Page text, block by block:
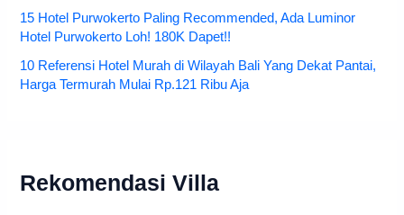
15 Hotel Purwokerto Paling Recommended, Ada Luminor
Hotel Purwokerto Loh! 180K Dapet!!
10 Referensi Hotel Murah di Wilayah Bali Yang Dekat Pantai,
Harga Termurah Mulai Rp.121 Ribu Aja
Rekomendasi Villa